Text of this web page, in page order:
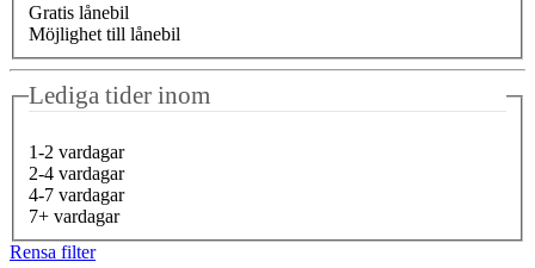
Gratis lånebil
Möjlighet till lånebil
Lediga tider inom
1-2 vardagar
2-4 vardagar
4-7 vardagar
7+ vardagar
Rensa filter